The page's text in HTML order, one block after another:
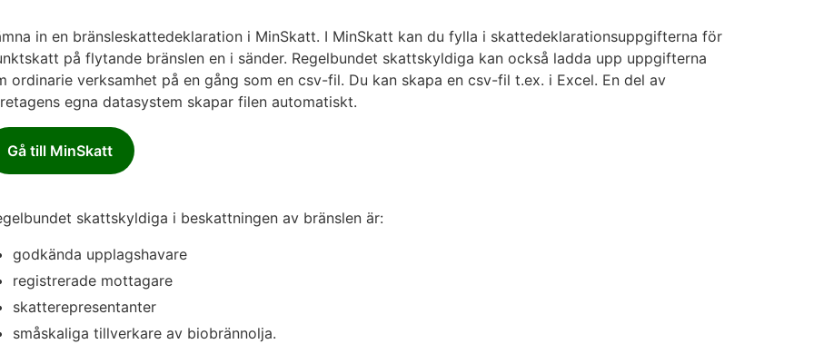
in en bränsleskattedeklaration i MinSkatt. I MinSkatt kan du fylla i skattedeklarationsuppgifterna för
på flytande bränslen en i sänder. Regelbundet skattskyldiga kan också ladda upp uppgifterna
ordinarie verksamhet på en gång som en csv-fil. Du kan skapa en csv-fil t.ex. i Excel. En del av
egna datasystem skapar filen automatiskt.
Gå till MinSkatt
skattskyldiga i beskattningen av bränslen är:
godkända upplagshavare
registrerade mottagare
skatterepresentanter
småskaliga tillverkare av biobrännolja.